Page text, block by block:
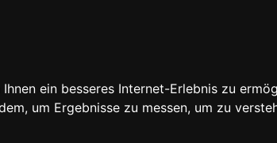
ein besseres Internet-Erlebnis zu
um Ergebnisse zu messen, um zu